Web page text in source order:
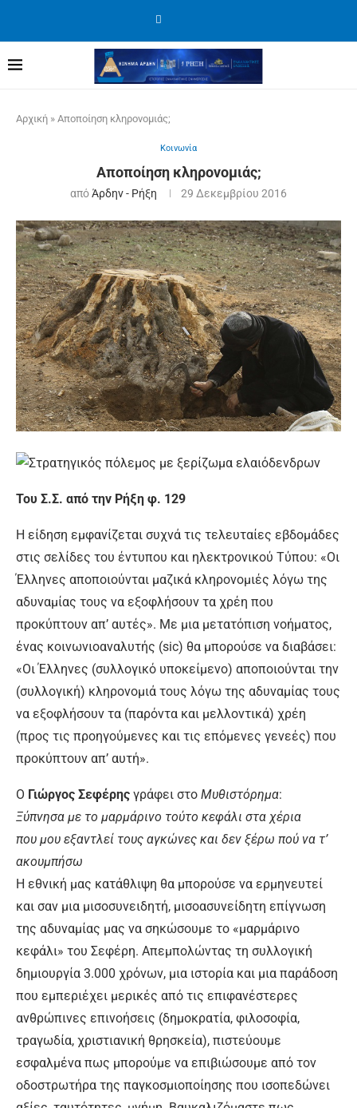
Αρχική » Αποποίηση κληρονομιάς;
Κοινωνία
Αποποίηση κληρονομιάς;
απόΆρδην - Ρήξη 29 Δεκεμβρίου 2016
Του Σ.Σ. από την Ρήξη φ. 129
Η είδηση εμφανίζεται συχνά τις τελευταίες εβδομάδες
στις σελίδες του έντυπου και ηλεκτρονικού Τύπου: «Οι
Έλληνες αποποιούνται μαζικά κληρονομιές λόγω της
αδυναμίας τους να εξοφλήσουν τα χρέη που
προκύπτουν απ’ αυτές». Με μια μετατόπιση νοήματος,
ένας κοινωνιοαναλυτής (sic) θα μπορούσε να διαβάσει:
«Οι Έλληνες (συλλογικό υποκείμενο) αποποιούνται την
(συλλογική) κληρονομιά τους λόγω της αδυναμίας τους
να εξοφλήσουν τα (παρόντα και μελλοντικά) χρέη
(προς τις προηγούμενες και τις επόμενες γενεές) που
προκύπτουν απ’ αυτή».
Ο Γιώργος Σεφέρης γράφει στο Μυθιστόρημα:
Ξύπνησα με το μαρμάρινο τούτο κεφάλι στα χέρια
που μου εξαντλεί τους αγκώνες και δεν ξέρω πού να τ’
ακουμπήσω
Η εθνική μας κατάθλιψη θα μπορούσε να ερμηνευτεί
και σαν μια μισοσυνειδητή, μισοασυνείδητη επίγνωση
της αδυναμίας μας να σηκώσουμε το «μαρμάρινο
κεφάλι» του Σεφέρη. Απεμπολώντας τη συλλογική
δημιουργία 3.000 χρόνων, μια ιστορία και μια παράδοση
που εμπεριέχει μερικές από τις επιφανέστερες
ανθρώπινες επινοήσεις (δημοκρατία, φιλοσοφία,
τραγωδία, χριστιανική θρησκεία), πιστεύουμε
εσφαλμένα πως μπορούμε να επιβιώσουμε από τον
οδοστρωτήρα της παγκοσμιοποίησης που ισοπεδώνει